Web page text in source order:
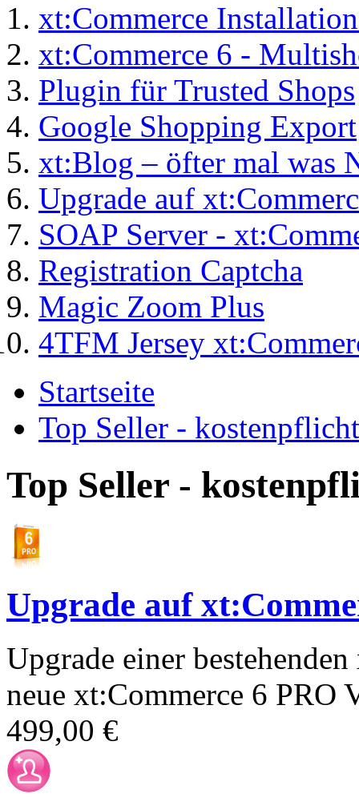
xt:Commerce
xt:Commerce 6 -
Plugin für Trusted Shops
Google Shopping Export
xt:Blog – öfter mal was
Upgrade auf
SOAP Server -
Registration Captcha
Magic Zoom Plus
4TFM Jersey
Startseite
Top Seller -
Top Seller -
Upgrade auf
Upgrade einer
neue xt:Commerce 6 PRO
499,00 €